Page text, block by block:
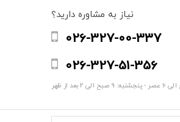
نیاز به مشاوره دارید؟
026-327-00-337
026-327-51-356